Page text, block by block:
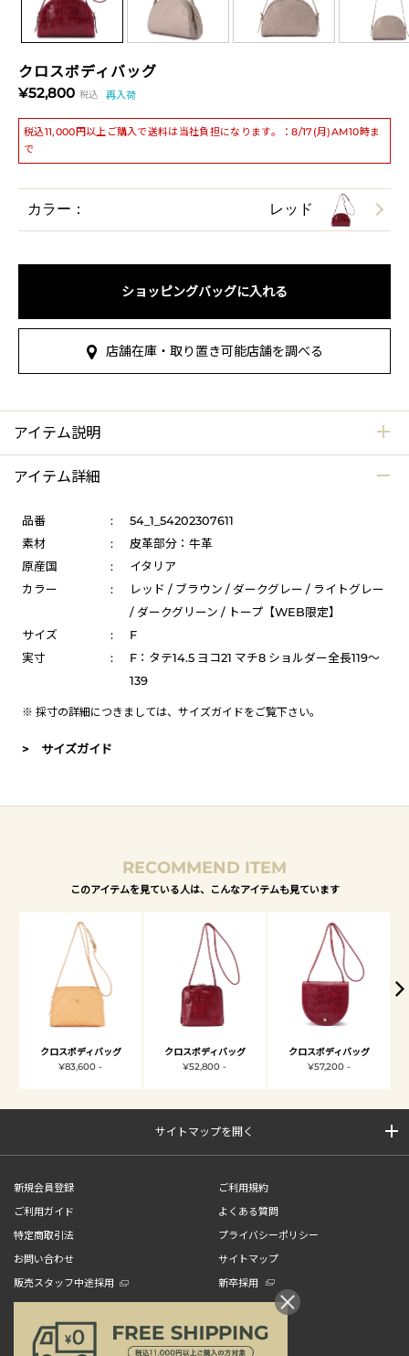
クロスボディバッグ
¥52,800 税込 再入荷
税込11,000円以上ご購入で送料は当社負担になります。：8/17(月)AM10時ま
で
カラー： レッド
ショッピングバッグに入れる
店舗在庫・取り置き可能店舗を調べる
アイテム説明
アイテム詳細
品番 :
54_1_54202307611
素材
:
皮革部分：牛革
原産国
:
イタリア
カラー
:
レッド / ブラウン / ダークグレー / ライトグレー
/ ダークグリーン / トープ【WEB限定】
サイズ
:
F
実寸
:
F：タテ14.5 ヨコ21 マチ8 ショルダー全長119～
139
※ 採寸の詳細につきましては、 サイズガイドをご覧下さい。
> サイズガイド
RECOMMEND ITEM
このアイテムを見ている人は、こんなアイテムも見ています
クロスボディバッグ
¥83,600 -
クロスボディバッグ
¥52,800 -
クロスボディバッグ
¥57,200 -
サイトマップを開く
新規会員登録
ご利用規約
ご利用ガイド
よくある質問
特定商取引法
プライバシーポリシー
お問い合わせ
サイトマップ
販売スタッフ中途採用
新卒採用